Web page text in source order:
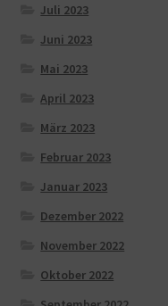
Juli 2023
Juni 2023
Mai 2023
April 2023
März 2023
Februar 2023
Januar 2023
Dezember 2022
November 2022
Oktober 2022